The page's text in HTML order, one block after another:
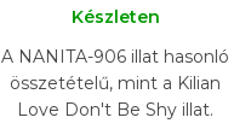
Készleten
A NANITA-906 illat hasonló
összetételű, mint a Kilian
Love Don't Be Shy illat.